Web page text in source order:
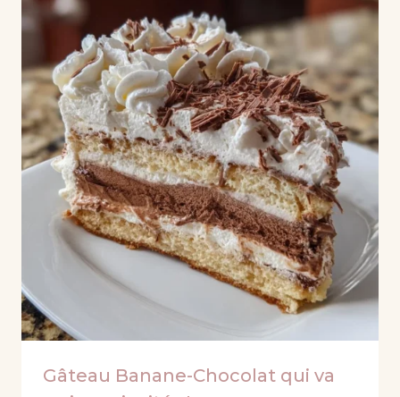
Gâteau Banane-Chocolat qui va